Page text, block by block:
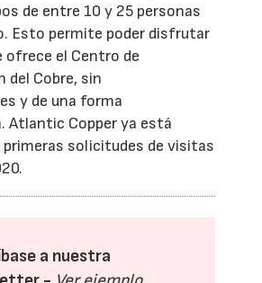
de entre 10 y 25 personas
Esto permite poder disfrutar
ofrece el Centro de
del Cobre, sin
y de una forma
Atlantic Copper ya está
primeras solicitudes de visitas
a nuestra